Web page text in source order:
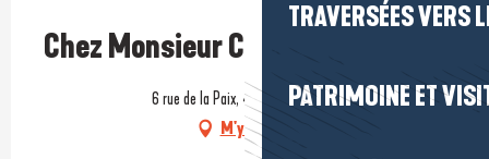
TRAVERSÉES VERS
PATRIMOINE ET
Chez Monsieur Cochon
6 rue de la Paix, 44410 Herbignac
M'y rendre